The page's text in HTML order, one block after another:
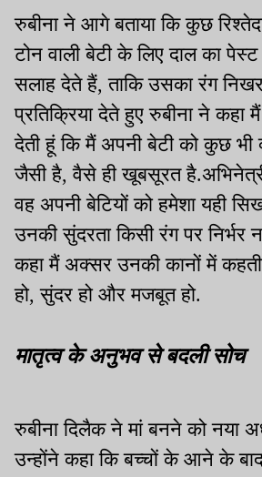
रुबीना ने आगे बताया कि कुछ
टोन वाली बेटी के लिए दाल का
सलाह देते हैं, ताकि उसका रंग
प्रतिक्रिया देते हुए रुबीना ने
देती हूं कि मैं अपनी बेटी को कुछ भी
जैसी है, वैसे ही खूबसूरत
वह अपनी बेटियों को हमेशा यही
उनकी सुंदरता किसी रंग पर निर्भर
कहा मैं अक्सर उनकी कानों में
हो, सुंदर हो और मजबूत हो.
मातृत्व के अनुभव से बदली सोच
रुबीना दिलैक ने मां बनने को नया
उन्होंने कहा कि बच्चों के आने के